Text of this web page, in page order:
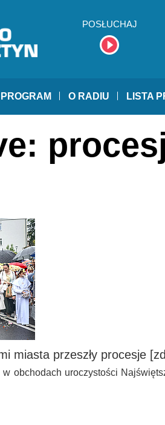
POSŁUCHAJ
PROGRAM O RADIU LISTA
miasta przeszły procesje
obchodach uroczystości